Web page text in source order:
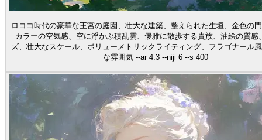
ロココ時代の豪華な王宮の庭園、壮大な建築、整えられた生垣、金色の
カラーの空気感、空に浮かぶ積乱雲、優雅に散歩する貴族、油絵の質感
ズ、壮大なスケール、ボリューメトリックライティング、フラゴナール
な雰囲気 --ar 4:3 --niji 6 --s 400